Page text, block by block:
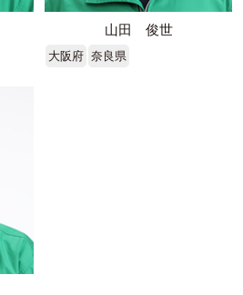
山田 俊世
大阪府 奈良県